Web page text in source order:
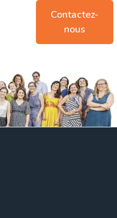
Contactez-
nous